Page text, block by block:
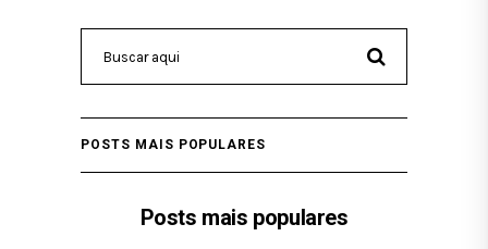
POSTS MAIS POPULARES
Posts mais populares